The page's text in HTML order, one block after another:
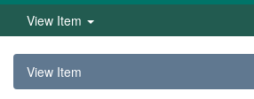
View Item
View Item